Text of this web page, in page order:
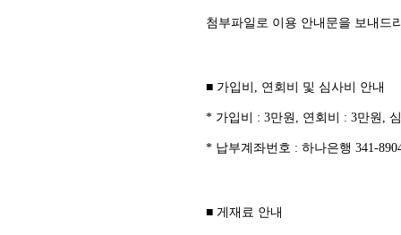
첨부파일로 이용 안내문을 보내드
■ 가입비, 연회비 및 심사비 안내
* 가입비 : 3만원, 연회비 : 3만원,
* 납부계좌번호 : 하나은행 341-
■ 게재료 안내